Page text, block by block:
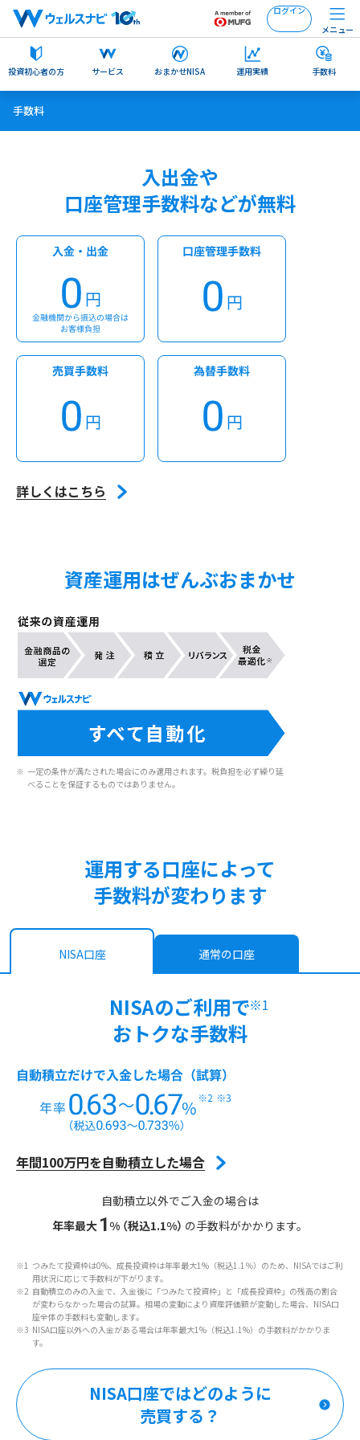
ログイン
メニュー
投資初心者の方 サービス おまかせNISA 運用実績 手数料
手数料
入出金や
口座管理手数料などが無料
詳しくはこちら
資産運用はぜんぶおまかせ
一定の条件が満たされた場合にのみ適用されます。税負担を必ず繰り延
べることを保証するものではありません。
運用する口座によって
手数料が変わります
NISA口座 通常の口座
NISAのご利用で
おトクな手数料
※1
年間100万円を自動積立した場合
自動積立以外でご入金の場合は
年率最大 1%（税込1.1%）の手数料がかかります。
つみたて投資枠は0%、成長投資枠は年率最大1%（税込1.1％）のため、NISAではご利
用状況に応じて手数料が下がります。
自動積立のみの入金で、入金後に「つみたて投資枠」と「成長投資枠」の残高の割合
が変わらなかった場合の試算。相場の変動により資産評価額が変動した場合、NISA口
座全体の手数料も変動します。
NISA口座以外への入金がある場合は年率最大1%（税込1.1%）の手数料がかかりま
す。
NISA口座ではどのように
売買する？